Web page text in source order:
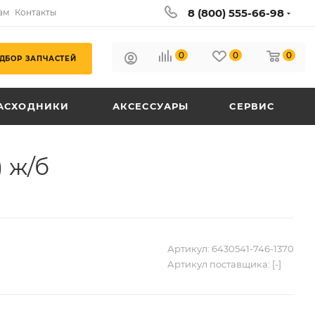
Контакты 8 (800) 555-66-98
ЗАПЧАСТЕЙ 0 0 0
АКСЕССУАРЫ СЕРВИС
ж/б
Артикул: 6430541-746-1370
Артикул поставщика: [-]